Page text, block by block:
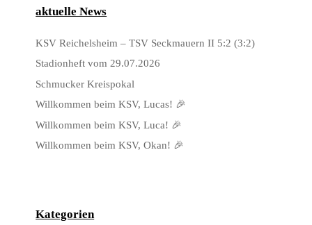
aktuelle News
KSV Reichelsheim – TSV Seckmauern II 5:2 (3:2)
Stadionheft vom 29.07.2026
Schmucker Kreispokal
Willkommen beim KSV, Lucas! 🎉
Willkommen beim KSV, Luca! 🎉
Willkommen beim KSV, Okan! 🎉
Kategorien